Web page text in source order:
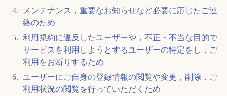
メンテナンス，重要なお知らせなど必要に応じたご連
絡のため
利用規約に違反したユーザーや，不正・不当な目的で
サービスを利用しようとするユーザーの特定をし，ご
利用をお断りするため
ユーザーにご自身の登録情報の閲覧や変更，削除，ご
利用状況の閲覧を行っていただくため